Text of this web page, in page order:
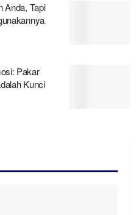
Anda, Tapi
Pakar
Kunci